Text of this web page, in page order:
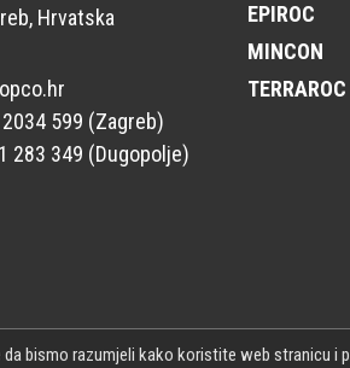
Hrvatska
599 (Zagreb)
283 349 (Dugopolje)
EPIROC
MINCON
TERRAROC
bismo razumjeli kako koristite web stranicu i